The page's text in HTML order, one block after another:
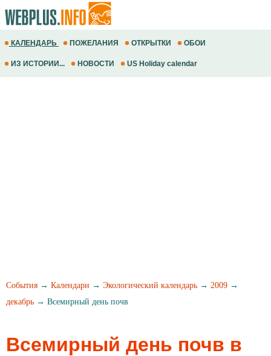
КАЛЕНДАРЬ ПОЖЕЛАНИЯ ОТКРЫТКИ ОБОИ
ИЗ ИСТОРИИ... НОВОСТИ US Holiday calendar
События → Календари → Экологический календарь → 2009 →
декабрь → Всемирный день почв
Всемирный день почв в